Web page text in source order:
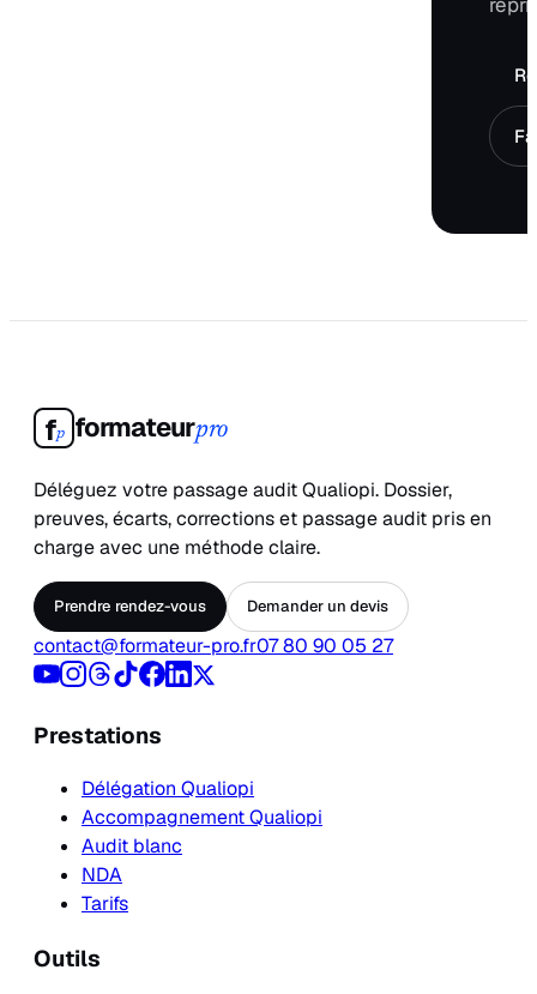
fp formateurpro
Déléguez votre passage audit Qualiopi. Dossier,
preuves, écarts, corrections et passage audit pris en
charge avec une méthode claire.
Prendre rendez-vous Demander un devis
contact@formateur-pro.fr07 80 90 05 27
Prestations
Délégation Qualiopi
Accompagnement Qualiopi
Audit blanc
NDA
Tarifs
Outils